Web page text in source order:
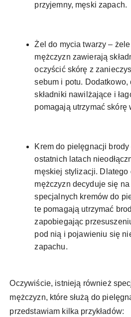
przyjemny, męski zapach.
Żel do mycia twarzy –
mężczyzn zawierają
oczyścić skórę z
sebum i potu.
składniki nawilżające i
pomagają utrzymać skórę
Krem do pielęgnacji brody
ostatnich latach
męskiej stylizacji. Dlatego
mężczyzn decyduje się
specjalnych kremów do
te pomagają utrzymać
zapobiegając
pod nią i pojawieniu się
zapachu.
Oczywiście, istnieją również
mężczyzn, które służą do
przedstawiam kilka przykładów: